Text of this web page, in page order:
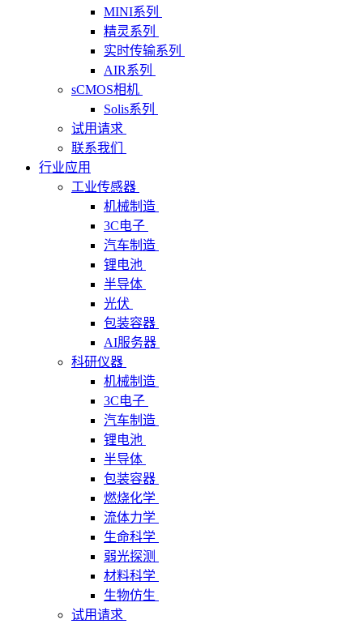
MINI系列
精灵系列
实时传输系列
AIR系列
sCMOS相机
Solis系列
试用请求
联系我们
行业应用
工业传感器
机械制造
3C电子
汽车制造
锂电池
半导体
光伏
包装容器
AI服务器
科研仪器
机械制造
3C电子
汽车制造
锂电池
半导体
包装容器
燃烧化学
流体力学
生命科学
弱光探测
材料科学
生物仿生
试用请求